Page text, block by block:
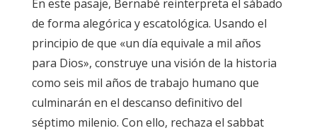
En este pasaje, Bernabé reinterpreta el sábado
de forma alegórica y escatológica. Usando el
principio de que «un día equivale a mil años
para Dios», construye una visión de la historia
como seis mil años de trabajo humano que
culminarán en el descanso definitivo del
séptimo milenio. Con ello, rechaza el sabbat